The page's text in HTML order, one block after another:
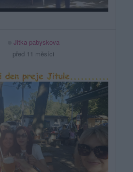
Jitka-pabyskova
před 11 měsíci